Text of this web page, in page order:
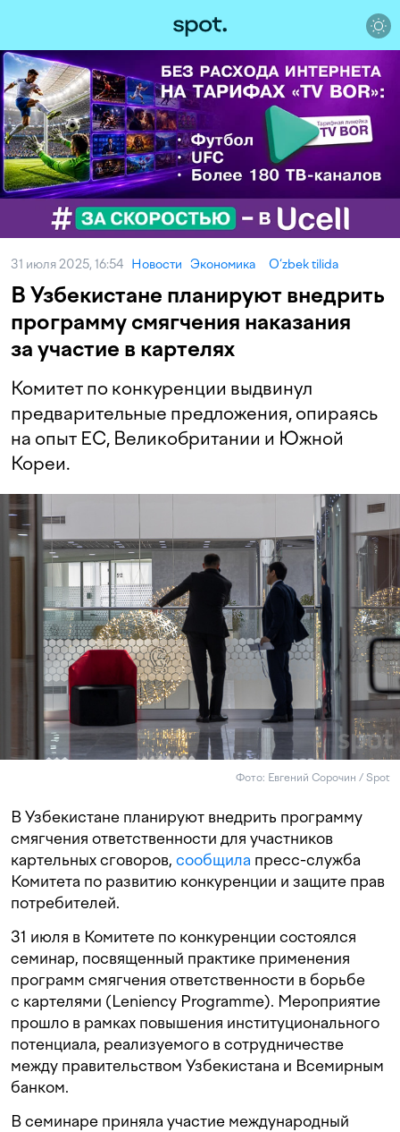
31 июля 2025, 16:54 Новости Экономика O‘zbek tilida
В Узбекистане планируют внедрить
программу смягчения наказания
за участие в картелях
Комитет по конкуренции выдвинул
предварительные предложения, опираясь
на опыт ЕС, Великобритании и Южной
Кореи.
Фото: Евгений Сорочин / Spot
В Узбекистане планируют внедрить программу
смягчения ответственности для участников
картельных сговоров, сообщила пресс-служба
Комитета по развитию конкуренции и защите прав
потребителей.
31 июля в Комитете по конкуренции состоялся
семинар, посвященный практике применения
программ смягчения ответственности в борьбе
с картелями (Leniency Programme). Мероприятие
прошло в рамках повышения институционального
потенциала, реализуемого в сотрудничестве
между правительством Узбекистана и Всемирным
банком.
В семинаре приняла участие международный